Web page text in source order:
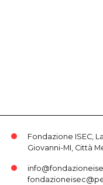
Fondazione ISEC,
Giovanni-MI, Città